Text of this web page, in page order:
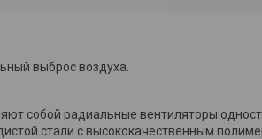
выброс воздуха.
собой радиальные вен­тиляторы
стали с высококаче­ственным